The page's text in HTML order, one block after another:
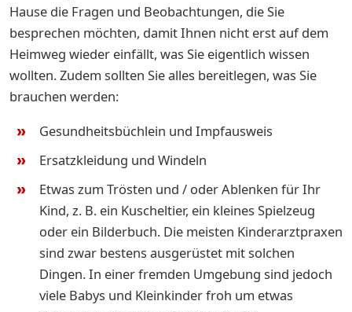
Hause die Fragen und Beobachtungen, die Sie
besprechen möchten, damit Ihnen nicht erst auf dem
Heimweg wieder einfällt, was Sie eigentlich wissen
wollten. Zudem sollten Sie alles bereitlegen, was Sie
brauchen werden:
Gesundheitsbüchlein und Impfausweis
Ersatzkleidung und Windeln
Etwas zum Trösten und / oder Ablenken für Ihr
Kind, z. B. ein Kuscheltier, ein kleines Spielzeug
oder ein Bilderbuch. Die meisten Kinderarztpraxen
sind zwar bestens ausgerüstet mit solchen
Dingen. In einer fremden Umgebung sind jedoch
viele Babys und Kleinkinder froh um etwas